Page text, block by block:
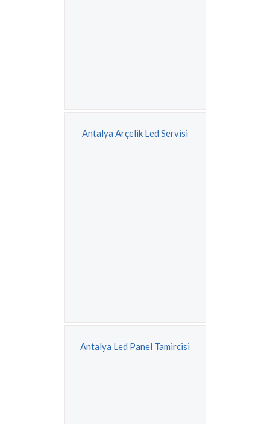
Antalya Arçelik Led Servisi
Antalya Led Panel Tamircisi